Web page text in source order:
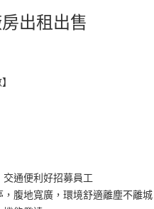
出租出售
通便利好招募員工
腹地寬廣，環境舒適離塵不離城